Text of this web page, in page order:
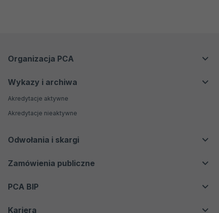
Menu
stopka
Organizacja PCA
Majątek i finanse
Wykazy i archiwa
Akredytacje aktywne
Akredytacje nieaktywne
Odwołania i skargi
Zamówienia publiczne
Składniki majątku
PCA BIP
Kariera